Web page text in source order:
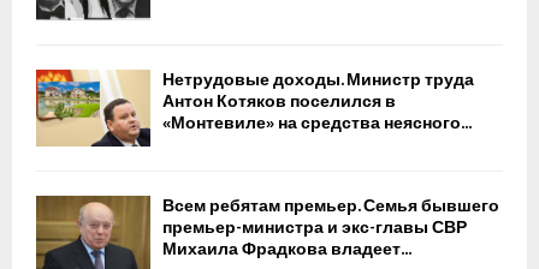
Нетрудовые доходы. Министр труда
Антон Котяков поселился в
«Монтевиле» на средства неясного...
Всем ребятам премьер. Семья бывшего
премьер-министра и экс-главы СВР
Михаила Фрадкова владеет...